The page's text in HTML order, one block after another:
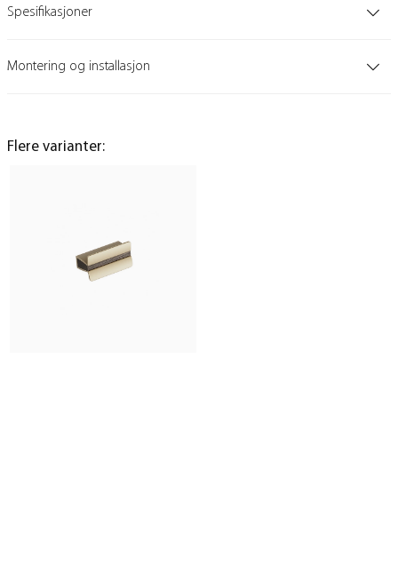
Spesifikasjoner
Montering og installasjon
Flere varianter: